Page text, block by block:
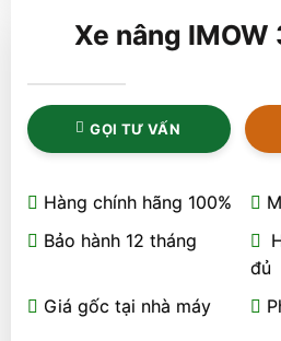
Xe nâng IMOW
GỌI TƯ VẤN
Hàng chính hãng 100%
Bảo hành 12 tháng
đủ
Giá gốc tại nhà máy